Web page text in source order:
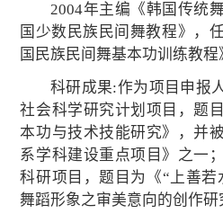
2004年主编《韩国传统
国少数民族民间舞教程》，
国民族民间舞基本功训练教程
科研成果:作为项目申报
社会科学研究计划项目，题
本功与技术技能研究》，并
系学科建设重点项目》之一
科研项目，题目为《“上善
舞蹈形象之审美意向的创作研